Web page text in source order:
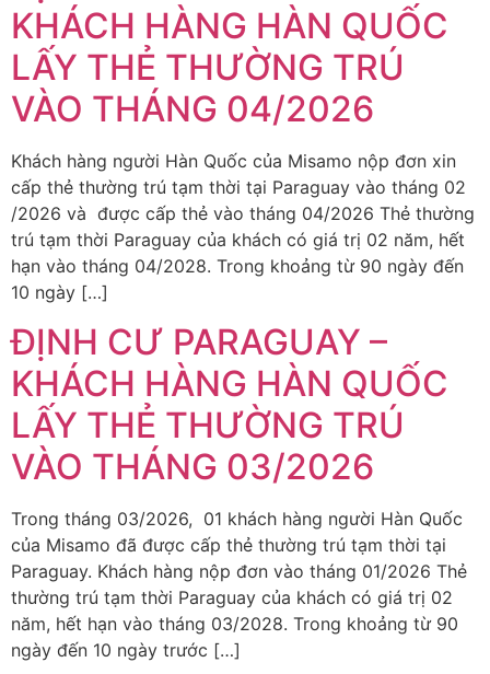
KHÁCH HÀNG HÀN QUỐC
LẤY THẺ THƯỜNG TRÚ
VÀO THÁNG 04/2026
Khách hàng người Hàn Quốc của Misamo nộp đơn xin
cấp thẻ thường trú tạm thời tại Paraguay vào tháng 02
/2026 và được cấp thẻ vào tháng 04/2026 Thẻ thường
trú tạm thời Paraguay của khách có giá trị 02 năm, hết
hạn vào tháng 04/2028. Trong khoảng từ 90 ngày đến
10 ngày […]
ĐỊNH CƯ PARAGUAY –
KHÁCH HÀNG HÀN QUỐC
LẤY THẺ THƯỜNG TRÚ
VÀO THÁNG 03/2026
Trong tháng 03/2026, 01 khách hàng người Hàn Quốc
của Misamo đã được cấp thẻ thường trú tạm thời tại
Paraguay. Khách hàng nộp đơn vào tháng 01/2026 Thẻ
thường trú tạm thời Paraguay của khách có giá trị 02
năm, hết hạn vào tháng 03/2028. Trong khoảng từ 90
ngày đến 10 ngày trước […]